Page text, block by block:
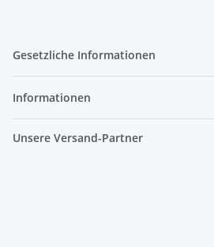
Gesetzliche Informationen
Informationen
Unsere Versand-Partner